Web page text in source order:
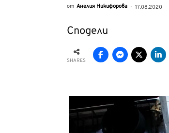
от Анелия Никифорова - 17.08.2020
Сподели
SHARES